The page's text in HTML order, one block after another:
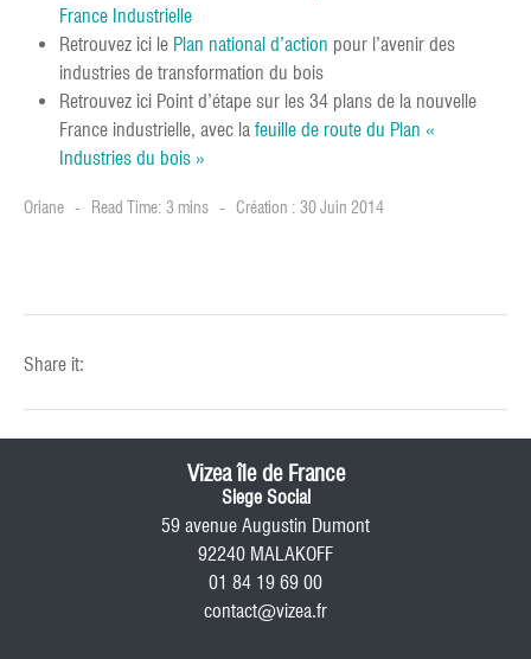
France Industrielle
Retrouvez ici le Plan national d’action pour l’avenir des
industries de transformation du bois
Retrouvez ici Point d’étape sur les 34 plans de la nouvelle
France industrielle, avec la feuille de route du Plan «
Industries du bois »
Oriane Read Time: 3 mins Création : 30 Juin 2014
Share it:
Vizea île de France
Siege Social
59 avenue Augustin Dumont
92240 MALAKOFF
01 84 19 69 00
contact@vizea.fr